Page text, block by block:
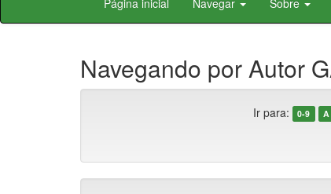
Navegando por Autor
Ir para: 0-9 A